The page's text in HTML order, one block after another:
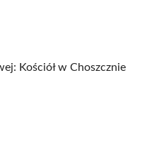
Kościół w Choszcznie